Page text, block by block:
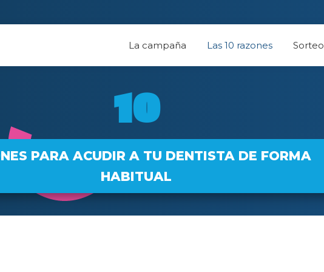
La campaña Las 10 razones Sorteo
10
PARA ACUDIR A TU DENTISTA DE FORMA
HABITUAL